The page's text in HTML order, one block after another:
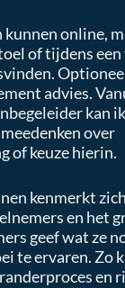
kunnen online,
of tijdens
advies.
kan
over
of keuze hierin.
kenmerkt
en het
geef wat ze
te ervaren. Zo
en